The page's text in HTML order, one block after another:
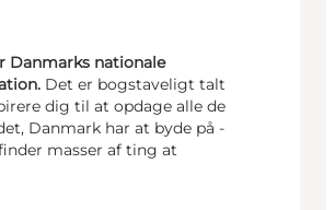
Danmarks nationale
Det er bogstaveligt talt
dig til at opdage alle de
Danmark har at byde på -
masser af ting at